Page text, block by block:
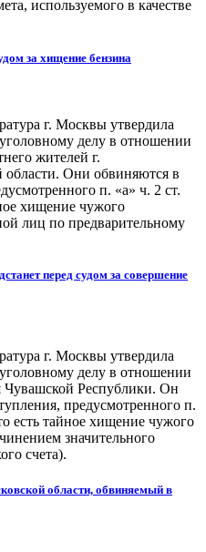
используемого в качестве
за хищение бензина
г. Москвы утвердила
делу в отношении
жителей г.
Они обвиняются в
п. «а» ч. 2 ст.
хищение чужого
лиц по предварительному
перед судом за совершение
г. Москвы утвердила
делу в отношении
Чувашской Республики. Он
предусмотренного п.
есть тайное хищение чужого
значительного
счета).
области, обвиняемый в